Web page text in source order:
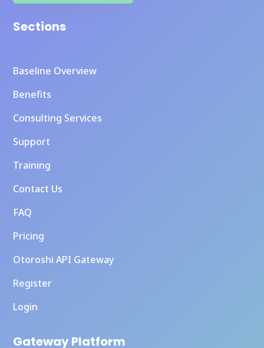
Sections
Baseline Overview
Benefits
Consulting Services
Support
Training
Contact Us
FAQ
Pricing
Otoroshi API Gateway
Register
Login
Gateway Platform